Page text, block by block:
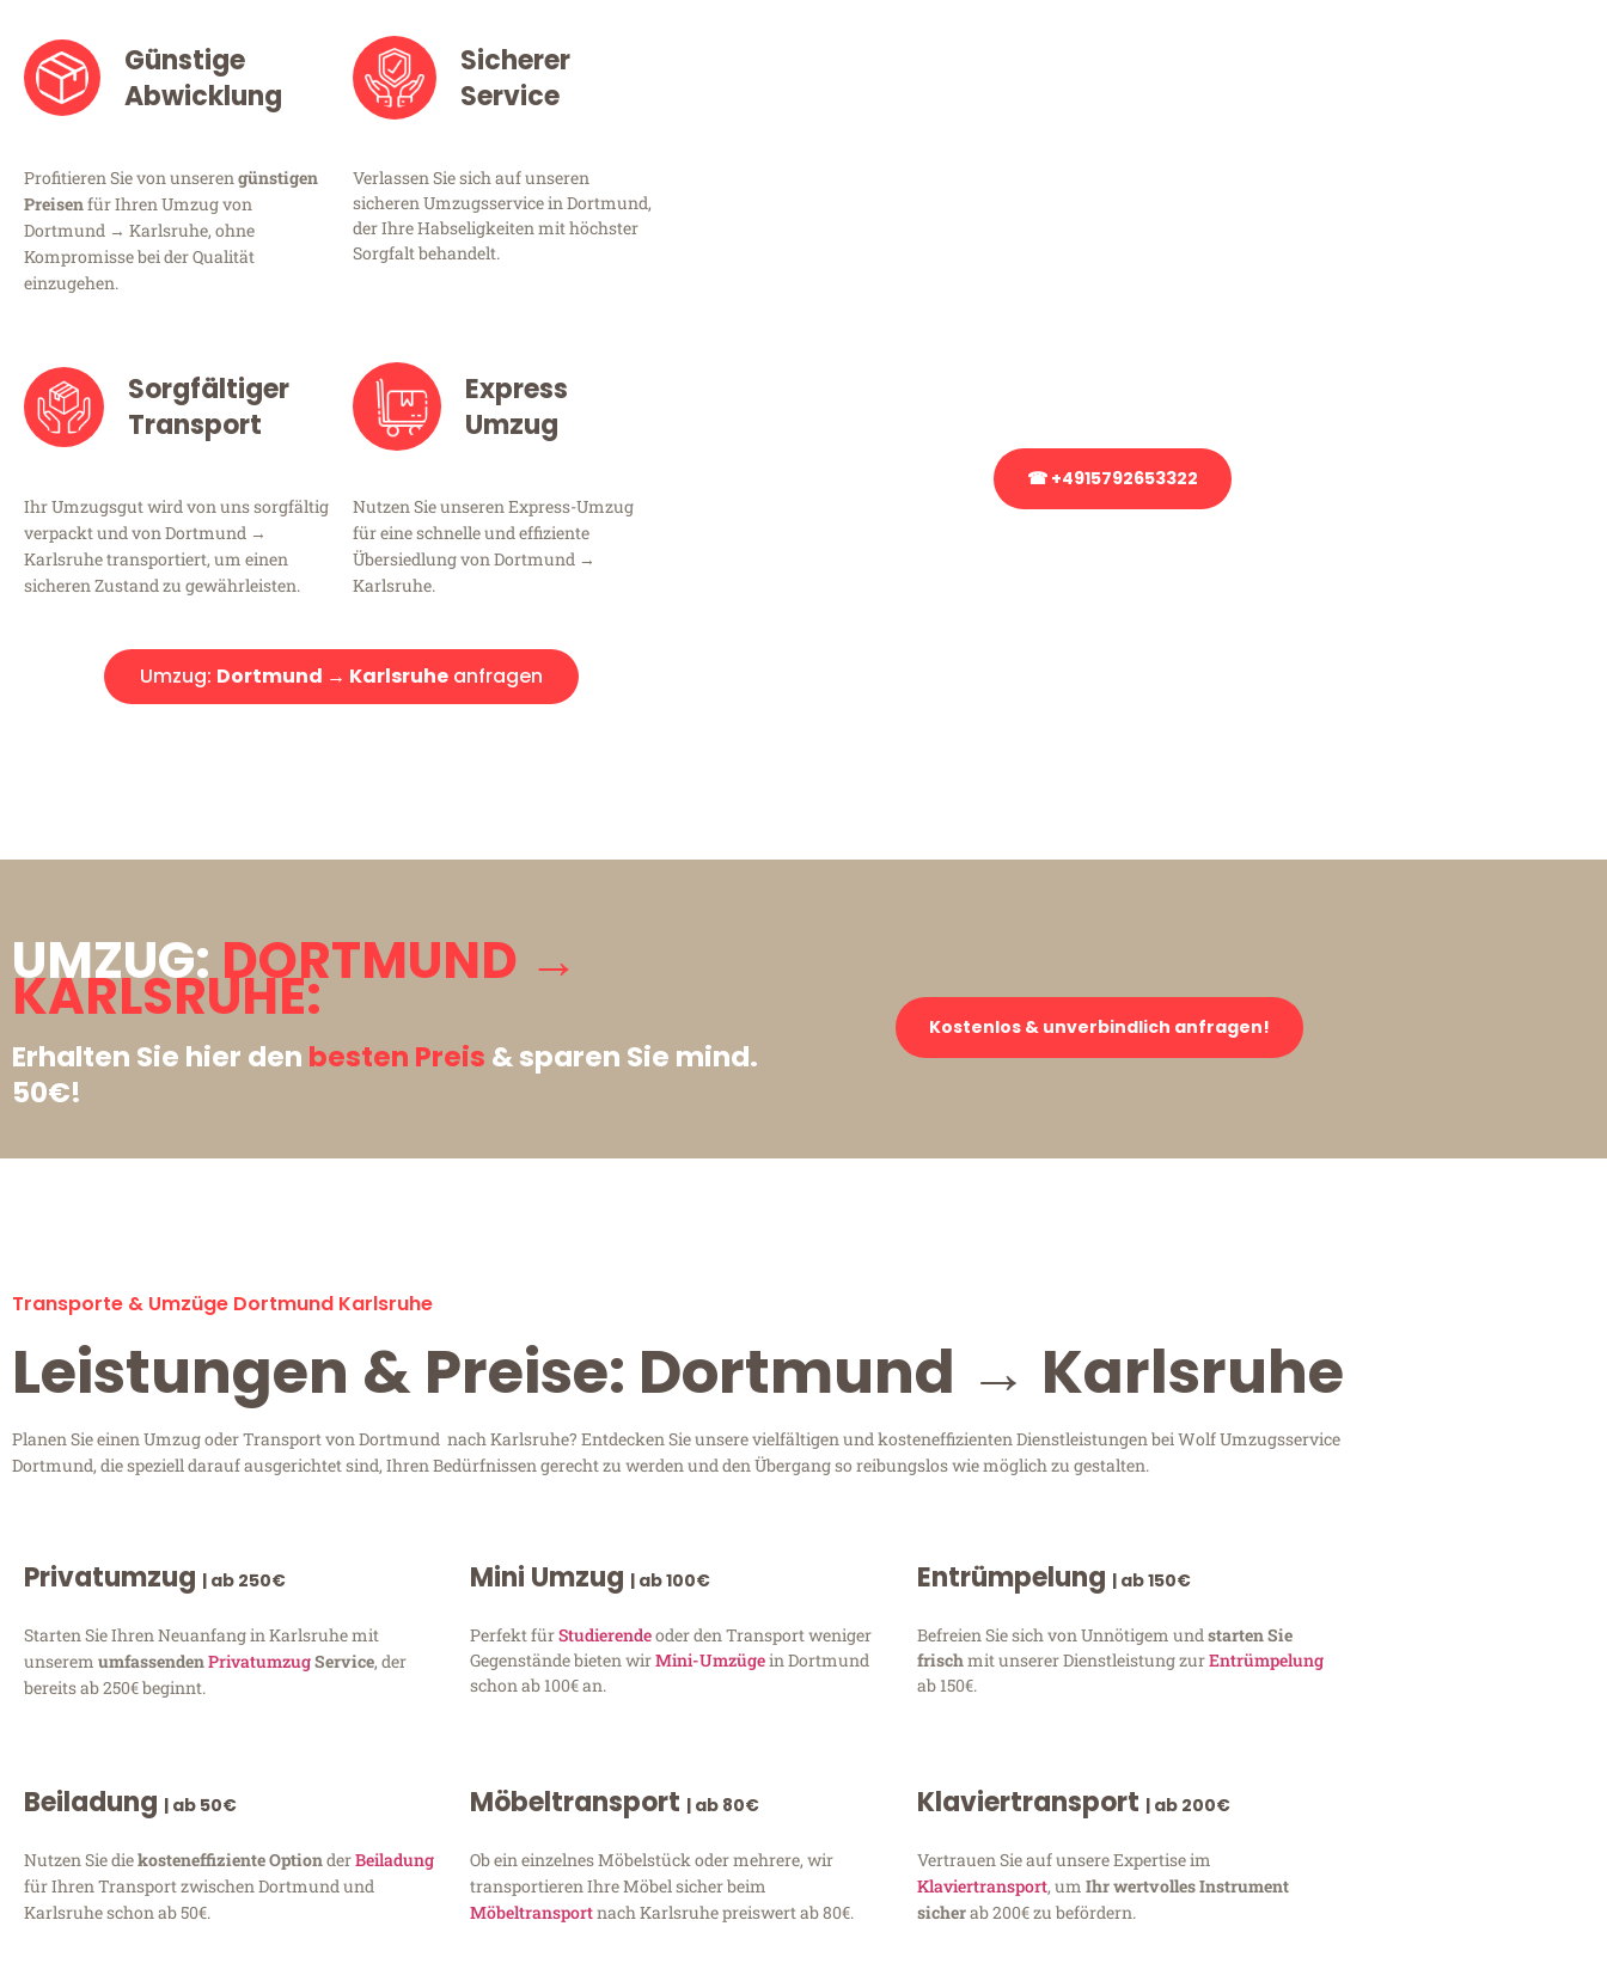
Günstige
Abwicklung
Profitieren Sie von unserengünstigen
Preisenfür Ihren Umzug von
Dortmund → Karlsruhe, ohne
Kompromisse bei der Qualität
einzugehen.
Sicherer
Service
Verlassen Sie sich auf unseren
sicheren Umzugsservice in Dortmund,
der Ihre Habseligkeiten mit höchster
Sorgfalt behandelt.
Sorgfältiger
Transport
Ihr Umzugsgut wird von uns sorgfältig
verpackt und von Dortmund →
Karlsruhe transportiert, um einen
sicheren Zustand zu gewährleisten.
Express
Umzug
Nutzen Sie unseren Express-Umzug
für eine schnelle und effiziente
Übersiedlung von Dortmund →
Karlsruhe.
Umzug: Dortmund → Karlsruheanfragen
☎ +4915792653322
UMZUG:DORTMUND →
KARLSRUHE:
Erhalten Sie hier den besten Preis & sparen Sie mind.
50€!
Kostenlos & unverbindlich anfragen!
Transporte & Umzüge Dortmund Karlsruhe
Leistungen & Preise: Dortmund → Karlsruhe
Planen Sie einen Umzug oder Transport von Dortmund nach Karlsruhe? Entdecken Sie unsere vielfältigen und kosteneffizienten Dienstleistungen bei Wolf Umzugsservice
Dortmund, die speziell darauf ausgerichtet sind, Ihren Bedürfnissen gerecht zu werden und den Übergang so reibungslos wie möglich zu gestalten.
Privatumzug | ab 250€
Starten Sie Ihren Neuanfang in Karlsruhe mit
unserem umfassendenPrivatumzugService, der
bereits ab 250€ beginnt.
Mini Umzug | ab 100€
Perfekt fürStudierendeoder den Transport weniger
Gegenstände bieten wirMini-Umzügein Dortmund
schon ab 100€ an.
Entrümpelung | ab 150€
Befreien Sie sich von Unnötigem undstarten Sie
frischmit unserer Dienstleistung zurEntrümpelung
ab 150€.
Beiladung | ab 50€
Nutzen Sie diekosteneffiziente OptionderBeiladung
für Ihren Transport zwischen Dortmund und
Karlsruhe schon ab 50€.
Möbeltransport | ab 80€
Ob ein einzelnes Möbelstück oder mehrere, wir
transportieren Ihre Möbel sicher beim
Möbeltransportnach Karlsruhe preiswert ab 80€.
Klaviertransport | ab 200€
Vertrauen Sie auf unsere Expertise im
Klaviertransport, um Ihr wertvolles Instrument
sicherab 200€ zu befördern.